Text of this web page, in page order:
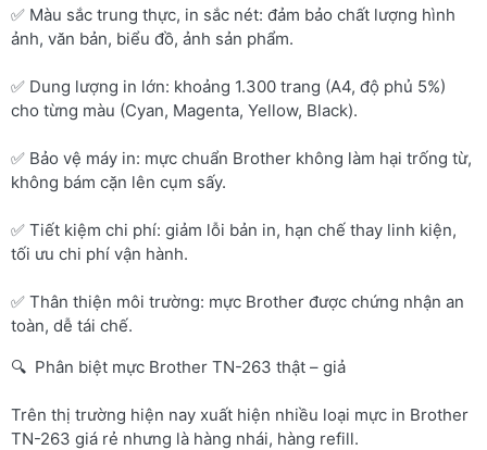
✅ Màu sắc trung thực, in sắc nét: đảm bảo chất lượng hình
ảnh, văn bản, biểu đồ, ảnh sản phẩm.
✅ Dung lượng in lớn: khoảng 1.300 trang (A4, độ phủ 5%)
cho từng màu (Cyan, Magenta, Yellow, Black).
✅ Bảo vệ máy in: mực chuẩn Brother không làm hại trống từ,
không bám cặn lên cụm sấy.
✅ Tiết kiệm chi phí: giảm lỗi bản in, hạn chế thay linh kiện,
tối ưu chi phí vận hành.
✅ Thân thiện môi trường: mực Brother được chứng nhận an
toàn, dễ tái chế.
🔍 Phân biệt mực Brother TN-263 thật – giả
Trên thị trường hiện nay xuất hiện nhiều loại mực in Brother
TN-263 giá rẻ nhưng là hàng nhái, hàng refill.